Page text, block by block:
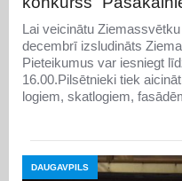
Lai veicinātu
decembrī izsludināts
Pieteikumus var iesniegt
16.00.Pilsētnieki tiek
logiem, skatlogiem,
DAUGAVPILS